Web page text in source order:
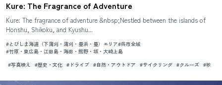
Kure: The Fragrance of Adventure
Kure: The fragrance of adventure &nbsp;Nestled between the islands of
Honshu, Shikoku, and Kyushu...
#とびしま海道（下蒲刈・蒲刈・豊浜・豊）エリア#呉市全域
#竹原・東広島・江田島・海田・熊野・坂・大崎上島
#写真映え
#歴史・文化 #ドライブ #自然・アウトドア #サイクリング #クルーズ #映画